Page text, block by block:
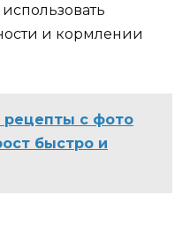
и кормлении
рецепты с фото
быстро и